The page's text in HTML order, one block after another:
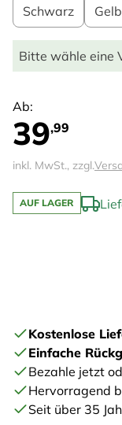
Schwarz
Gelb
Bitte wähle eine
Ab:
39,99
inkl. MwSt., zzgl.
AUF LAGER
Kostenlose
Einfache
Bezahle jetzt
Hervorragend
Seit über 35